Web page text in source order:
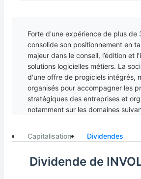
Forte d'une expérience de plus de
consolide son positionnement en
majeur dans le conseil, l’édition et
solutions logicielles métiers. La
d'une offre de progiciels intégrés,
organisés pour accompagner les
stratégiques des entreprises et
notamment sur les domaines
Mountasser FASSI-FIHRI, ses
dans divers pays d'Europe,
Capitalisation Dividendes
Dividende de